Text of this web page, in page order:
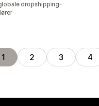
dropshipping-
1 2 3 4